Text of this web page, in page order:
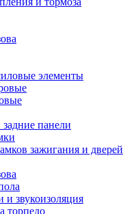
элементы
панели
зажигания и дверей
и звукоизоляция
торпедо